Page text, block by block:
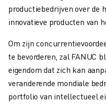
MATERIAL HANDLING
VERFSPUITEN
PUNTLASSEN
VISION INSPECTIE
DRAADVONKEN EDM
CASE STUDIES
CUSTOMER SERVICE
productiebedrijven over de
innovatieve producten van
Om zijn
te bevorderen, zal FANUC
eigendom dat zich kan
veranderende mondiale
portfolio van intellectueel